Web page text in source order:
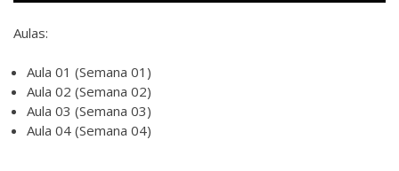
Aulas:
Aula 01 (Semana 01)
Aula 02 (Semana 02)
Aula 03 (Semana 03)
Aula 04 (Semana 04)